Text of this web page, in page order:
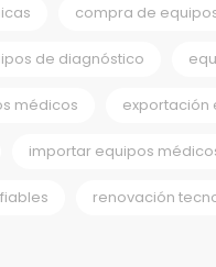
compra de
de diagnóstico
médicos exportación
importar equipos
renovación